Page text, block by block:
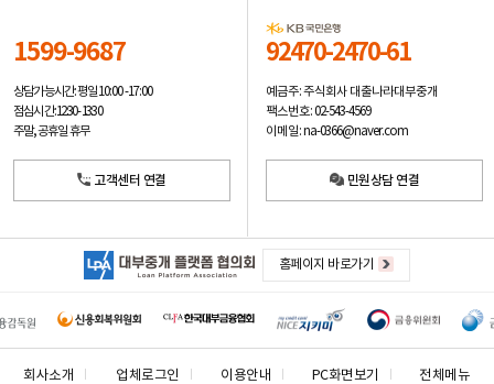
1599-9687
상담가능시간: 평일10:00 -17:00
점심시간: 12:30 - 13:30
주말, 공휴일 휴무
고객센터 연결
92470-2470-61
예금주: 주식회사 대출나라대부중개
팩스번호: 02-543-4569
이메일: na-0366@naver.com
민원상담 연결
홈페이지 바로가기
회사소개 업체로그인 이용안내 PC화면보기 전체메뉴